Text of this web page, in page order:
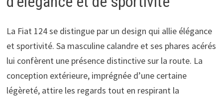
La Fiat 124 se distingue par un design qui allie élégance
et sportivité. Sa masculine calandre et ses phares acérés
lui confèrent une présence distinctive sur la route. La
conception extérieure, imprégnée d’une certaine
légèreté, attire les regards tout en respirant la